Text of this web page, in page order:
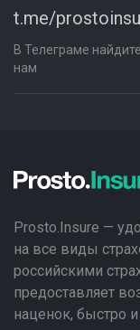
t.me/
В Телеграме
нам
Prosto.Insure —
на все виды
российскими
предоставляет
наценок, быстро